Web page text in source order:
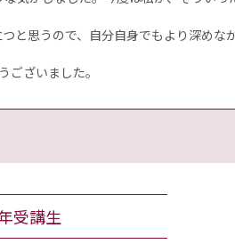
と思うので、自分自身でもより深めな
ございました。
受講生